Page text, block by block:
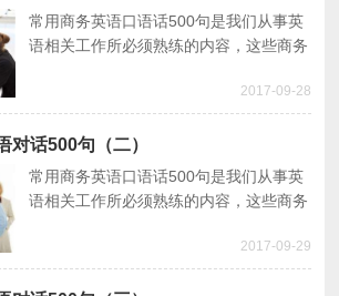
常用商务英语口语话500句是我们从事英
语相关工作所必须熟练的内容，这些商务
方方面面，是我们和同事沟通交流所必备
的英语口语。
2017-09-28
对话500句（二）
常用商务英语口语话500句是我们从事英
语相关工作所必须熟练的内容，这些商务
方方面面，是我们和同事沟通交流所必备
的英语口语。
2017-09-29